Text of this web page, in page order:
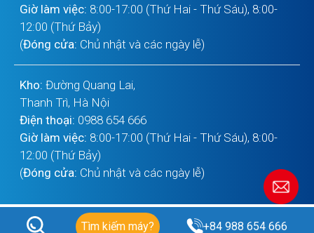
Giờ làm việc: 8:00-17:00 (Thứ Hai - Thứ Sáu), 8:00-
12:00 (Thứ Bảy)
(Đóng cửa: Chủ nhật và các ngày lễ)
Kho: Đường Quang Lai,
Thanh Trì, Hà Nội
Điện thoại: 0988 654 666
Giờ làm việc: 8:00-17:00 (Thứ Hai - Thứ Sáu), 8:00-
12:00 (Thứ Bảy)
(Đóng cửa: Chủ nhật và các ngày lễ)
Tìm kiếm máy? +84 988 654 666